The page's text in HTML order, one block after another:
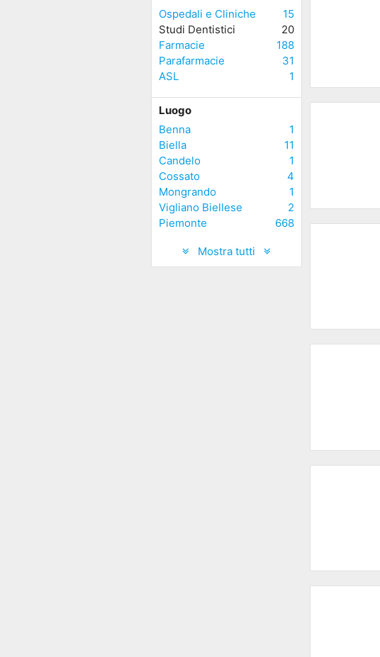
Ospedali e Cliniche
15
Studi Dentistici
20
Farmacie
188
Parafarmacie
31
ASL
1
Luogo
Benna
1
Biella
11
Candelo
1
Cossato
4
Mongrando
1
Vigliano Biellese
2
Piemonte
668
Mostra tutti